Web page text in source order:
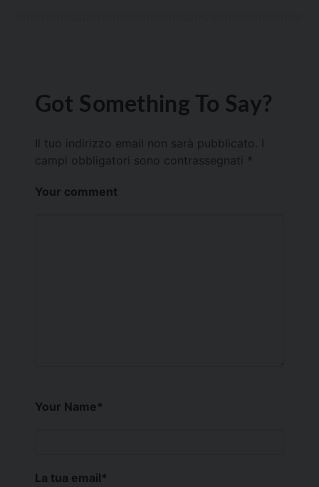
Got Something To Say?
Il tuo indirizzo email non sarà pubblicato.
campi obbligatori sono contrassegnati *
Your comment
Your Name*
La tua email*